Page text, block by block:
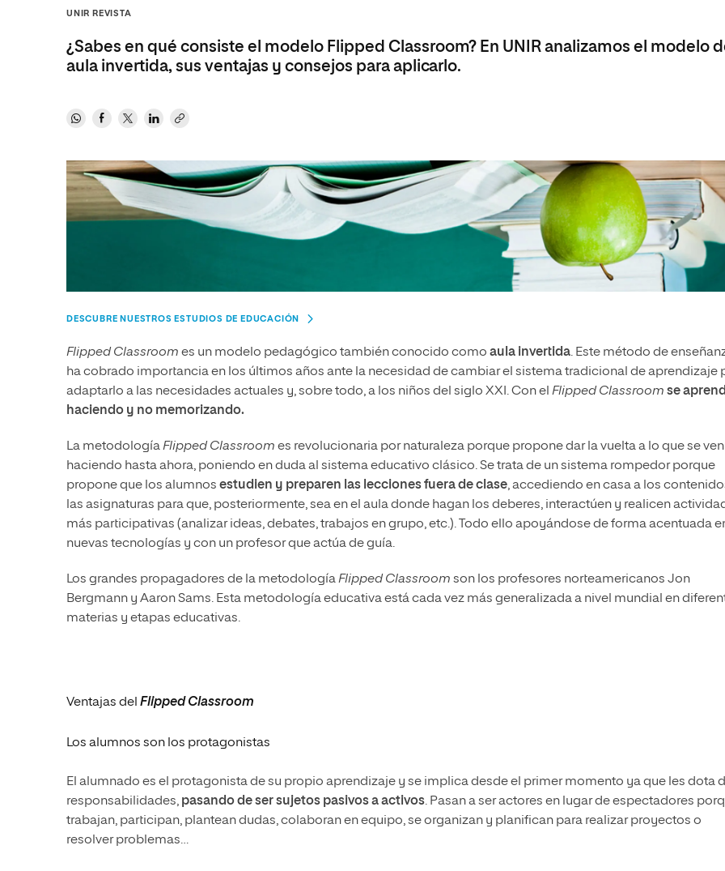
Ciencias Sociales
Artes
Ciencias de la Salud
Humanidades
Música
UNIR REVISTA
¿Sabes en qué consiste el modelo Flipped Classroom? En UNIR analizamos el modelo
aula invertida, sus ventajas y consejos para aplicarlo.
DESCUBRE NUESTROS ESTUDIOS DE EDUCACIÓN
Flipped Classroom es un modelo pedagógico también conocido como aula invertida. Este método de
ha cobrado importancia en los últimos años ante la necesidad de cambiar el sistema tradicional de aprendizaje
adaptarlo a las necesidades actuales y, sobre todo, a los niños del siglo XXI. Con el Flipped Classroom se
haciendo y no memorizando.
La metodologíaFlipped Classroom es revolucionaria por naturaleza porque propone dar la vuelta a lo que se
haciendo hasta ahora, poniendo en duda al sistema educativo clásico. Se trata de un sistema rompedor porque
propone que los alumnos estudien y preparen las lecciones fuera de clase, accediendo en casa a los
las asignaturas para que, posteriormente, sea en el aula donde hagan los deberes, interactúen y realicen
más participativas (analizar ideas, debates, trabajos en grupo, etc.). Todo ello apoyándose de forma acentuada
nuevas tecnologías y con un profesor que actúa de guía.
Los grandes propagadores de la metodologíaFlipped Classroom son los profesores norteamericanos Jon
Bergmann y Aaron Sams. Esta metodología educativa está cada vez más generalizada a nivel mundial en
materias y etapas educativas.
Ventajas del Flipped Classroom
Los alumnos son los protagonistas
El alumnado es el protagonista de su propio aprendizaje y se implica desde el primer momento ya que les dota
responsabilidades, pasando de ser sujetos pasivos a activos. Pasan a ser actores en lugar de espectadores
trabajan, participan, plantean dudas, colaboran en equipo, se organizan y planifican para realizar proyectos o
resolver problemas…